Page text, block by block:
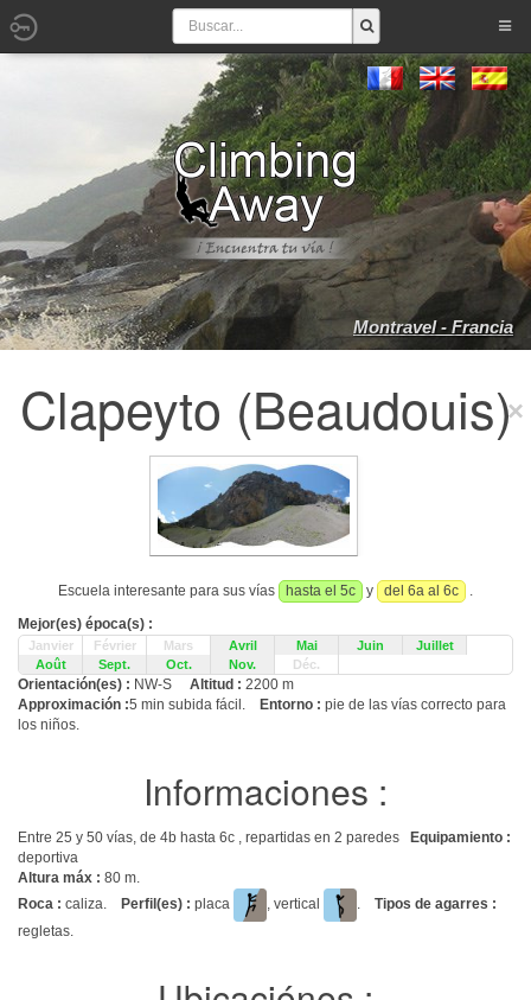
Montravel - Francia
Clapeyto (Beaudouis)
Escuela interesante para sus vías hasta el 5c y del 6a al 6c
.
Mejor(es) época(s) :
Janvier Février Mars Avril Mai Juin
Juillet
Août
Sept. Oct. Nov. Déc.
Orientación(es) : NW-S Altitud : 2200 m
Approximación :5 min subida fácil. Entorno : pie de las vías correcto para
los niños.
Informaciones :
Entre 25 y 50 vías, de 4b hasta 6c , repartidas en 2 paredes
Equipamiento :
deportiva
Altura máx : 80 m.
Roca : caliza. Perfil(es) : placa , vertical . Tipos de agarres :
regletas.